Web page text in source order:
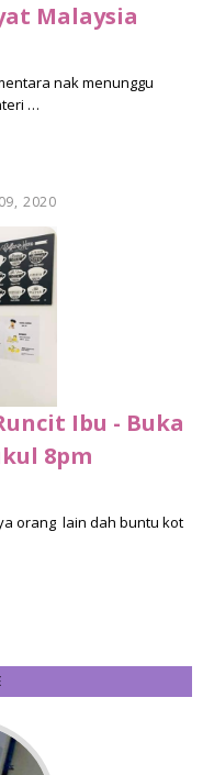
Malaysia
nak menunggu
…
2020
Ibu - Buka
8pm
orang lain dah buntu kot